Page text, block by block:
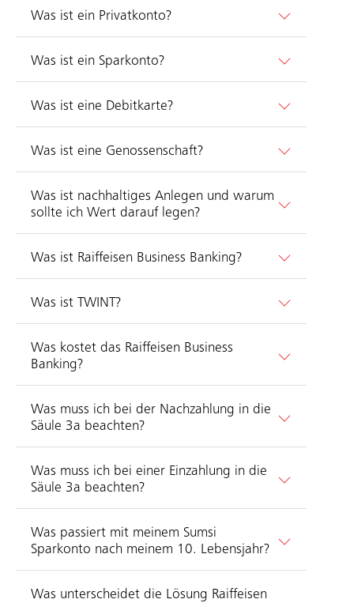
Was ist ein Privatkonto?
Was ist ein Sparkonto?
Was ist eine Debitkarte?
Was ist eine Genossenschaft?
Was ist nachhaltiges Anlegen und warum
sollte ich Wert darauf legen?
Was ist Raiffeisen Business Banking?
Was ist TWINT?
Was kostet das Raiffeisen Business
Banking?
Was muss ich bei der Nachzahlung in die
Säule 3a beachten?
Was muss ich bei einer Einzahlung in die
Säule 3a beachten?
Was passiert mit meinem Sumsi
Sparkonto nach meinem 10. Lebensjahr?
Was unterscheidet die Lösung Raiffeisen